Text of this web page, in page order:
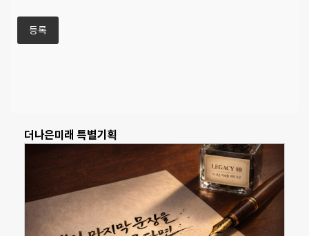
더나은미래 특별기획